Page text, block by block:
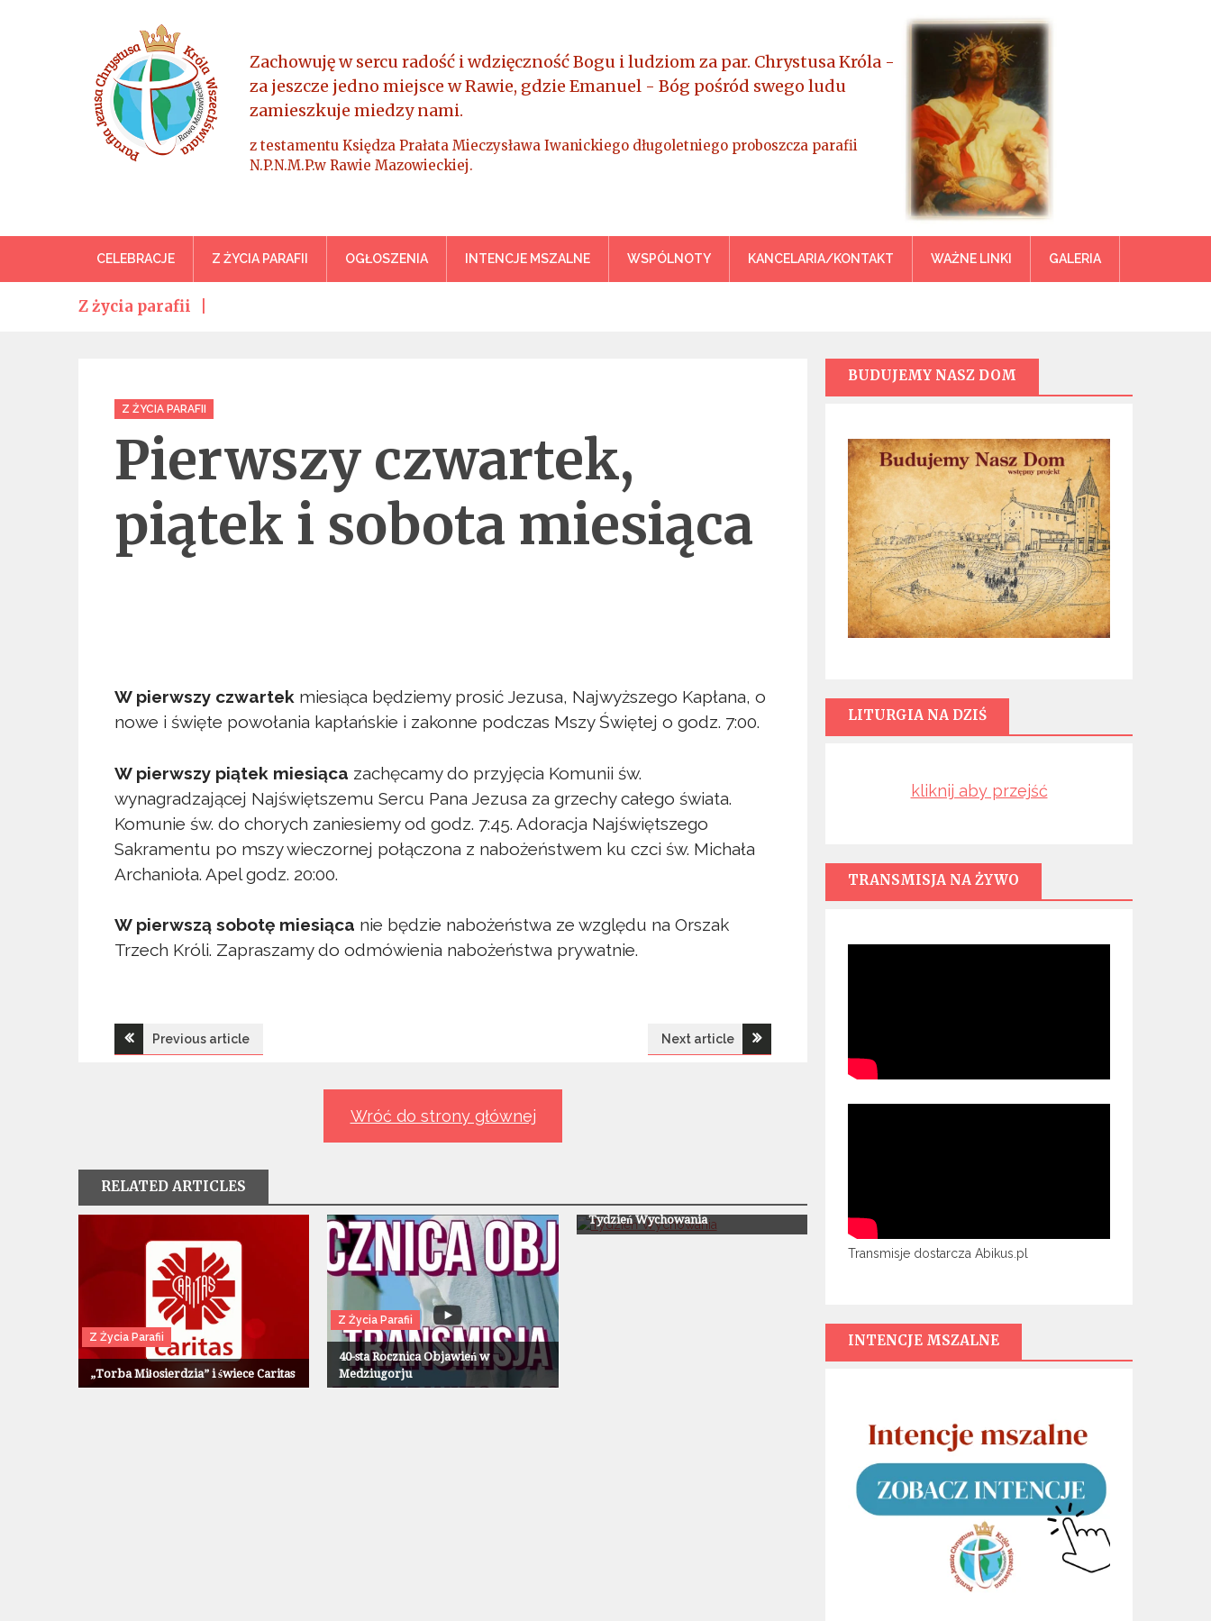
Parafia Jezusa Chrystusa Króla Wszechświata – Rawa Mazowiecka
Zachowuję w sercu radość i wdzięczność Bogu i ludziom za par. Chrystusa Króla -
za jeszcze jedno miejsce w Rawie, gdzie Emanuel - Bóg pośród swego ludu
zamieszkuje miedzy nami.
z testamentu Księdza Prałata Mieczysława Iwanickiego długoletniego proboszcza parafii
N.P.N.M.P.w Rawie Mazowieckiej.
CELEBRACJE Z ŻYCIA PARAFII OGŁOSZENIA INTENCJE MSZALNE WSPÓLNOTY KANCELARIA/KONTAKT WAŻNE LINKI GALERIA
Z życia parafii
Categories
Z ŻYCIA PARAFII
Pierwszy czwartek,
piątek i sobota miesiąca
W pierwszy czwartek miesiąca będziemy prosić Jezusa, Najwyższego Kapłana, o
nowe i święte powołania kapłańskie i zakonne podczas Mszy Świętej o godz. 7:00.
W pierwszy piątek miesiąca zachęcamy do przyjęcia Komunii św.
wynagradzającej Najświętszemu Sercu Pana Jezusa za grzechy całego świata.
Komunie św. do chorych zaniesiemy od godz. 7:45. Adoracja Najświętszego
Sakramentu po mszy wieczornej połączona z nabożeństwem ku czci św. Michała
Archanioła. Apel godz. 20:00.
W pierwszą sobotę miesiąca nie będzie nabożeństwa ze względu na Orszak
Trzech Króli. Zapraszamy do odmówienia nabożeństwa prywatnie.
Nawigacja
Previous article Next article
Wróć do strony głównej
RELATED ARTICLES
Z Życia Parafii
„Torba Miłosierdzia” i świece Caritas
Z Życia Parafii
40-sta Rocznica Objawień w
Medziugorju
Tydzień Wychowania
BUDUJEMY NASZ DOM
LITURGIA NA DZIŚ
kliknij aby przejść
TRANSMISJA NA ŻYWO
Transmisje dostarcza Abikus.pl
INTENCJE MSZALNE